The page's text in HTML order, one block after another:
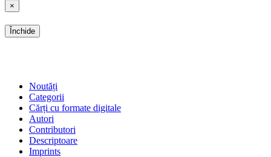
×
Închide
Noutăți
Categorii
Cărți cu formate digitale
Autori
Contributori
Descriptoare
Imprints